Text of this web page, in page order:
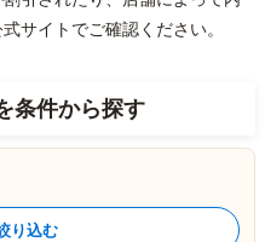
サイトでご確認ください。
条件から探す
り込む